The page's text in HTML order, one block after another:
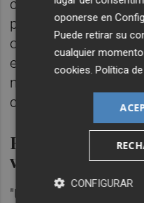
consumidor por
protección de la
opción a compra, la
entidad financiera
mantengan vacías
creación de un
España
valenciana"
"Una ley a la
oponerse en
Puede retirar su
cualquier
cookies.Política
CONFIGURAR